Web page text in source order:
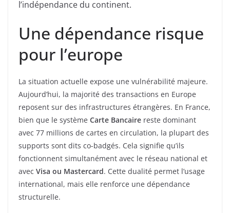
l’indépendance du continent.
Une dépendance risque
pour l’europe
La situation actuelle expose une vulnérabilité majeure.
Aujourd’hui, la majorité des transactions en Europe
reposent sur des infrastructures étrangères. En France,
bien que le système Carte Bancaire reste dominant
avec 77 millions de cartes en circulation, la plupart des
supports sont dits co-badgés. Cela signifie qu’ils
fonctionnent simultanément avec le réseau national et
avec Visa ou Mastercard. Cette dualité permet l’usage
international, mais elle renforce une dépendance
structurelle.